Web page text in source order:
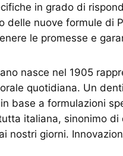
in grado di
delle nuove formule di
le promesse e
nasce nel 1905
quotidiana. Un
base a formulazioni
italiana, sinonimo di
nostri giorni.